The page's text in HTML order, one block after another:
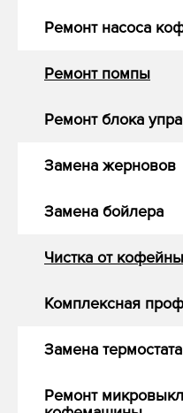
Ремонт насоса
Ремонт помпы
Ремонт блока
Замена жерновов
Замена бойлера
Чистка от
Комплексная
Замена термостата
Ремонт